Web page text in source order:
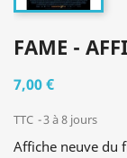
FAME -
7,00 €
TTC 3 à 8 jours
Affiche neuve du